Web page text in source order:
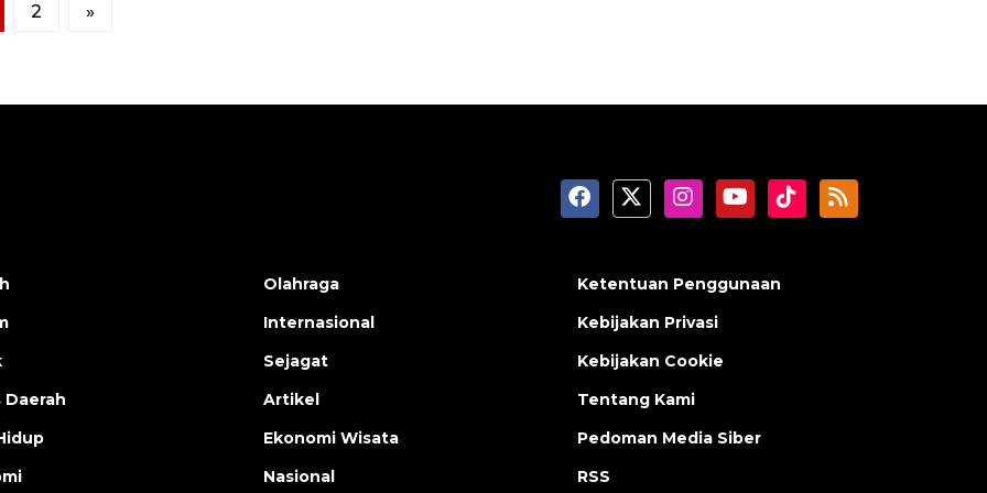
2 »
Olahraga
Internasional
Sejagat
Artikel
Ekonomi Wisata
Nasional
Ketentuan Penggunaan
Kebijakan Privasi
Kebijakan Cookie
Tentang Kami
Pedoman Media Siber
RSS